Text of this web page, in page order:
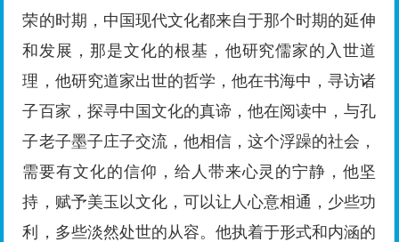
荣的时期，中国现代文化都来自于那个时期的延伸
和发展，那是文化的根基，他研究儒家的入世道
理，他研究道家出世的哲学，他在书海中，寻访诸
子百家，探寻中国文化的真谛，他在阅读中，与孔
子老子墨子庄子交流，他相信，这个浮躁的社会，
需要有文化的信仰，给人带来心灵的宁静，他坚
持，赋予美玉以文化，可以让人心意相通，少些功
利，多些淡然处世的从容。他执着于形式和内涵的